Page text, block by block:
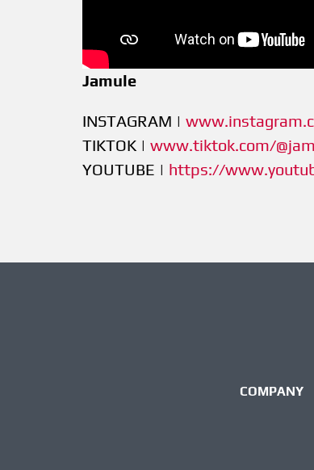
Jamule
INSTAGRAM |
TIKTOK | www.tiktok.com/
YOUTUBE | https://
COMPANY